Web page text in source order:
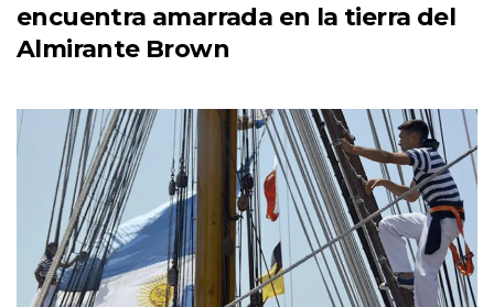
encuentra amarrada en la tierra del
Almirante Brown